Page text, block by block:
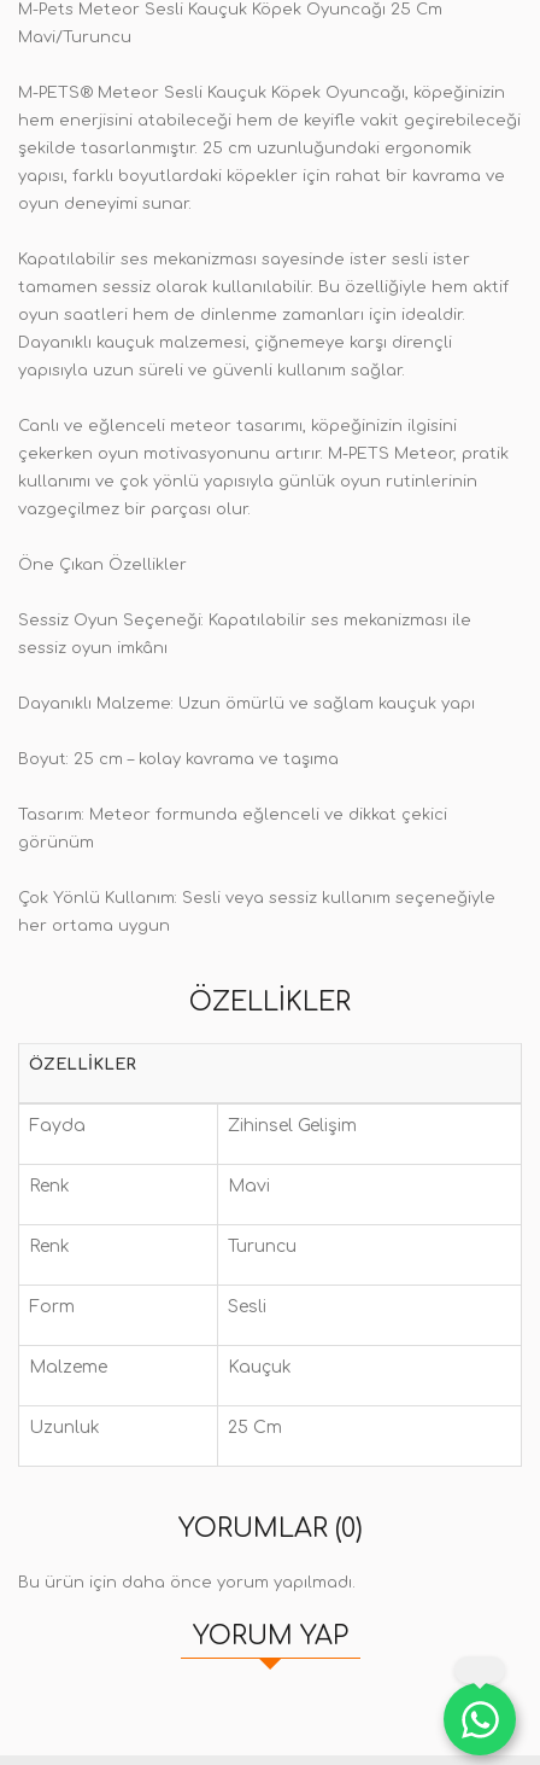
M-Pets Meteor Sesli Kauçuk Köpek Oyuncağı 25 Cm
Mavi/Turuncu
M-PETS® Meteor Sesli Kauçuk Köpek Oyuncağı, köpeğinizin
hem enerjisini atabileceği hem de keyifle vakit geçirebileceği
şekilde tasarlanmıştır. 25 cm uzunluğundaki ergonomik
yapısı, farklı boyutlardaki köpekler için rahat bir kavrama ve
oyun deneyimi sunar.
Kapatılabilir ses mekanizması sayesinde ister sesli ister
tamamen sessiz olarak kullanılabilir. Bu özelliğiyle hem aktif
oyun saatleri hem de dinlenme zamanları için idealdir.
Dayanıklı kauçuk malzemesi, çiğnemeye karşı dirençli
yapısıyla uzun süreli ve güvenli kullanım sağlar.
Canlı ve eğlenceli meteor tasarımı, köpeğinizin ilgisini
çekerken oyun motivasyonunu artırır. M-PETS Meteor, pratik
kullanımı ve çok yönlü yapısıyla günlük oyun rutinlerinin
vazgeçilmez bir parçası olur.
Öne Çıkan Özellikler
Sessiz Oyun Seçeneği: Kapatılabilir ses mekanizması ile
sessiz oyun imkânı
Dayanıklı Malzeme: Uzun ömürlü ve sağlam kauçuk yapı
Boyut: 25 cm – kolay kavrama ve taşıma
Tasarım: Meteor formunda eğlenceli ve dikkat çekici
görünüm
Çok Yönlü Kullanım: Sesli veya sessiz kullanım seçeneğiyle
her ortama uygun
ÖZELLIKLER
ÖZELLIKLER
Fayda Zihinsel Gelişim
Renk Mavi
Renk Turuncu
Form Sesli
Malzeme Kauçuk
Uzunluk 25 Cm
YORUMLAR (0)
Bu ürün için daha önce yorum yapılmadı.
YORUM YAP